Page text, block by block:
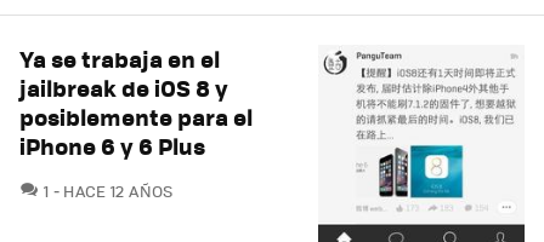
Ya se trabaja en el
jailbreak de iOS 8 y
posiblemente para el
iPhone 6 y 6 Plus
1 COMENTARIOS
HACE 12 AÑOS